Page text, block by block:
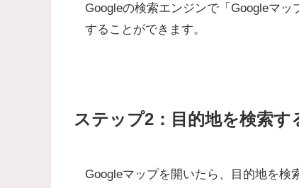
Googleの検索エンジンで「Googleマ
することができます。
ステップ2：目的地を検索す
Googleマップを開いたら、目的地を検